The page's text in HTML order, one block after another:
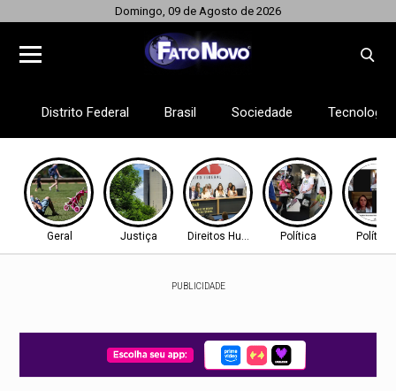
Domingo, 09 de Agosto de 2026
Distrito Federal Brasil Sociedade Tecnologia
Geral Justiça Direitos Humanos Política
PUBLICIDADE